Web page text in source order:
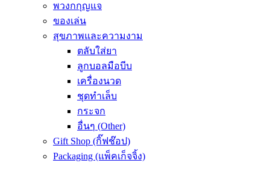
พวงกกุญแจ
ของเล่น
สุขภาพและความงาม
ตลับใส่ยา
ลูกบอลมือบีบ
เครื่องนวด
ชุดทำเล็บ
กระจก
อื่นๆ (Other)
Gift Shop (กิ๊ฟช๊อป)
Packaging (แพ็คเก็จจิ้ง)